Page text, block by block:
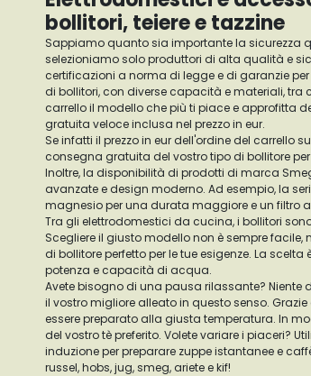
bollitori, teiere e tazzine
Sappiamo quanto sia importante la sicurezza
selezioniamo solo produttori di alta qualità e
certificazioni a norma di legge e di garanzie
di bollitori, con diverse capacità e materiali,
carrello il modello che più ti piace e approfitta
gratuita veloce inclusa nel prezzo in eur.
Se infatti il prezzo in eur dell'ordine del carrello
consegna gratuita del vostro tipo di bollitore
Inoltre, la disponibilità di prodotti di marca
avanzate e design moderno. Ad esempio, la
magnesio per una durata maggiore e un filtro
Tra gli elettrodomestici da cucina, i bollitori
Scegliere il giusto modello non è sempre
di bollitore perfetto per le tue esigenze. La
potenza e capacità di acqua.
Avete bisogno di una pausa rilassante? Niente
il vostro migliore alleato in questo senso.
essere preparato alla giusta temperatura. In
del vostro tè preferito. Volete variare i piaceri?
induzione per preparare zuppe istantanee e
russel, hobs, jug, smeg, ariete e kif!